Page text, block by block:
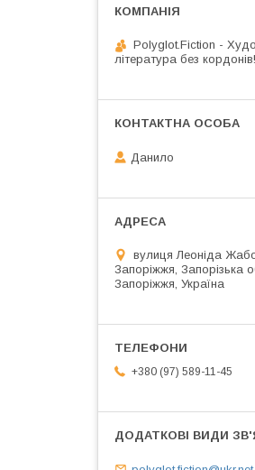
Polyglot.Fiction -
література без кордонів!
Данило
вулиця Леоніда
Запоріжжя, Запорізька
Запоріжжя, Україна
+380 (97) 589-11-45